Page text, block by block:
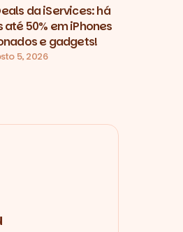
da iServices: há
50% em iPhones
e gadgets!
5, 2026